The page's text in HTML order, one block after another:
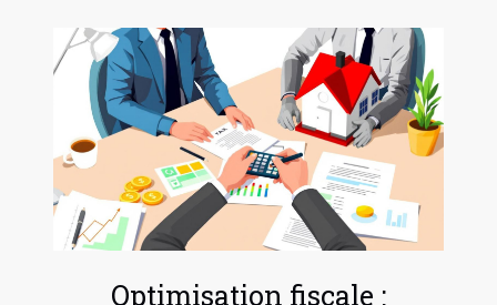
Optimisation fiscale :